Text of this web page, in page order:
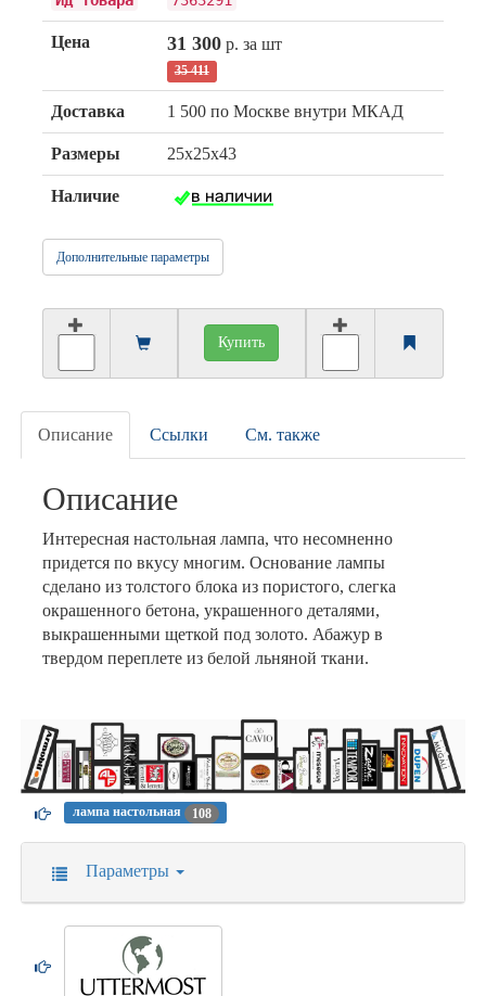
Цена 31 300р. за шт
35 411
Доставка 1 500 по Москве внутри МКАД
Размеры 25x25x43
Наличие
Дополнительные параметры
Купить
Описание Ссылки См. также
Описание
Интересная настольная лампа, что несомненно
придется по вкусу многим. Основание лампы
сделано из толстого блока из пористого, слегка
окрашенного бетона, украшенного деталями,
выкрашенными щеткой под золото. Абажур в
твердом переплете из белой льняной ткани.
лампа настольная 108
Параметры